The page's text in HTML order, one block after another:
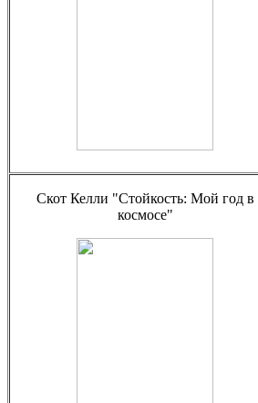
Скот Келли "Стойкость: Мой год в
космосе"